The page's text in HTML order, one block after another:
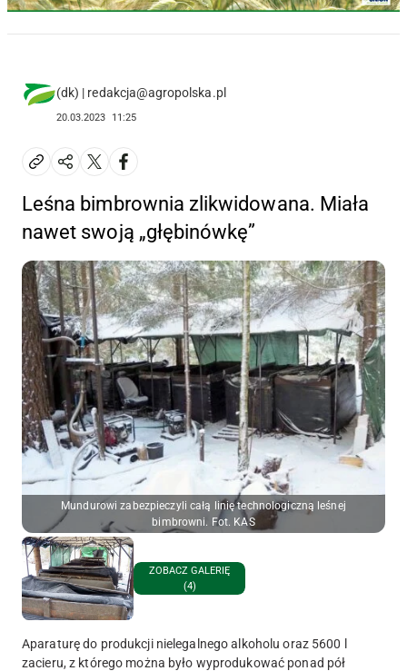
(dk) | redakcja@agropolska.pl
20.03.2023 11:25
Leśna bimbrownia zlikwidowana. Miała
nawet swoją „głębinówkę”
Mundurowi zabezpieczyli całą linię technologiczną leśnej
bimbrowni. Fot. KAS
ZOBACZ GALERIĘ
(4)
Aparaturę do produkcji nielegalnego alkoholu oraz 5600 l
zacieru, z którego można było wyprodukować ponad pół